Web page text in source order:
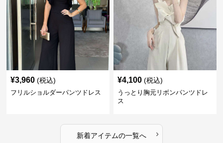
¥3,960 (税込)
フリルショルダーパンツドレス
¥4,100 (税込)
うっとり胸元リボンパンツドレ
ス
新着アイテムの一覧へ ›